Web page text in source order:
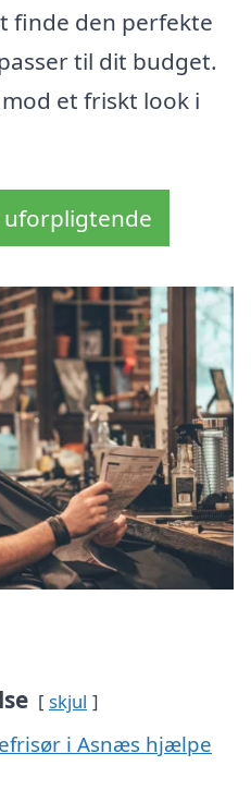
finde den perfekte
til dit budget.
et friskt look i
uforpligtende
skjul
i Asnæs hjælpe